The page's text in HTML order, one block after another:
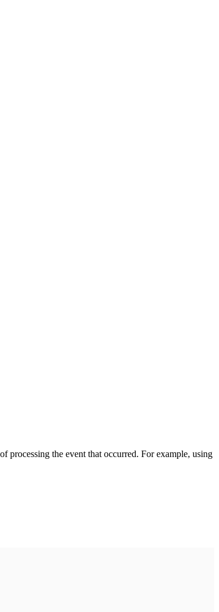
processing the event that occurred. For example, using